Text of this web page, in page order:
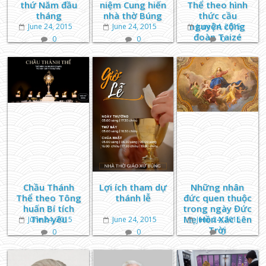
thứ Năm đầu
tháng
June 24, 2015
0
niệm Cung hiến
nhà thờ Búng
June 24, 2015
0
Thể theo hình
thức cầu
nguyện cộng
đoàn Taizé
June 24, 2015
0
Chầu Thánh
Thể theo Tông
huấn Bí tích
Tình yêu
June 24, 2015
0
Lợi ích tham dự
thánh lễ
June 24, 2015
0
Những nhân
đức quen thuộc
trong ngày Đức
Mẹ Hồn Xác Lên
Trời
June 24, 2015
0